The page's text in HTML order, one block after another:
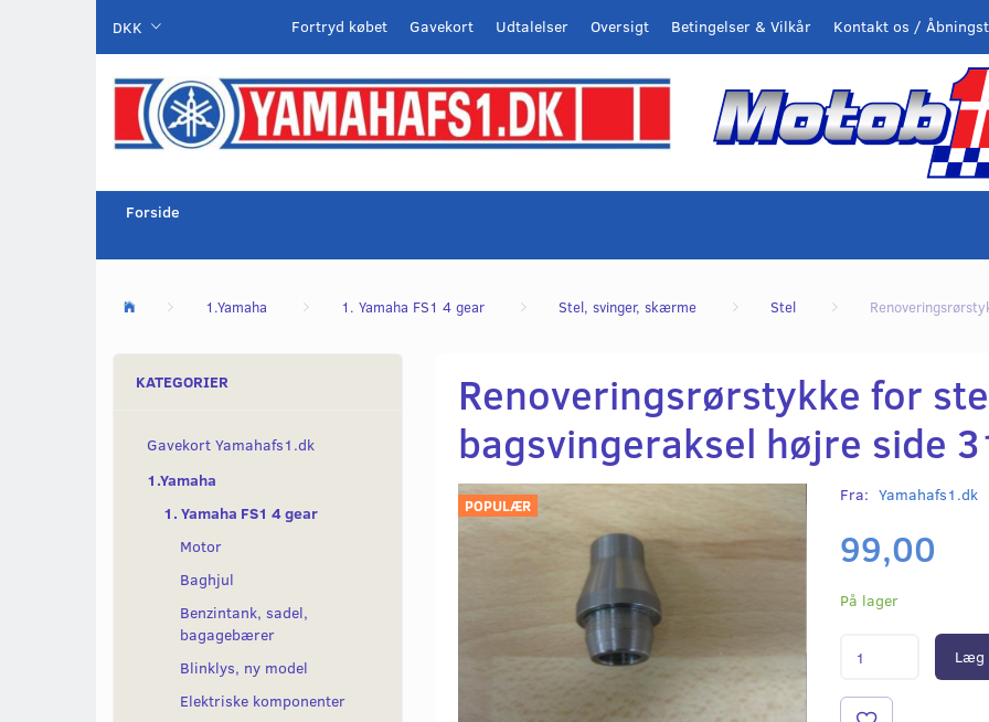
DKK Kontakt os /
Betingelser & Vilkår
Oversigt
Udtalelser
Gavekort
Fortryd købet
Forside
1.Yamaha 1. Yamaha FS1 4 gear Stel, svinger, skærme Stel
KATEGORIER
Gavekort Yamahafs1.dk
1.Yamaha
1. Yamaha FS1 4 gear
Motor
Baghjul
Benzintank, sadel,
bagagebærer
Blinklys, ny model
Elektriske komponenter
Renoveringsrørstykke for
bagsvingeraksel højre side
POPULÆR
Fra: Yamahafs1.dk
99,00
På lager
Læg